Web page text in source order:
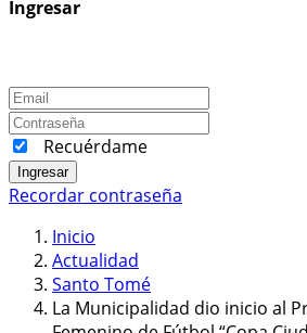
Ingresar
Recuérdame
Ingresar
Recordar contraseña
Inicio
Actualidad
Santo Tomé
La Municipalidad dio inicio al